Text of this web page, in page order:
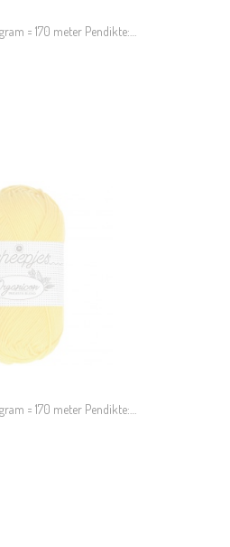
= 170 meter Pendikte:…
= 170 meter Pendikte:…